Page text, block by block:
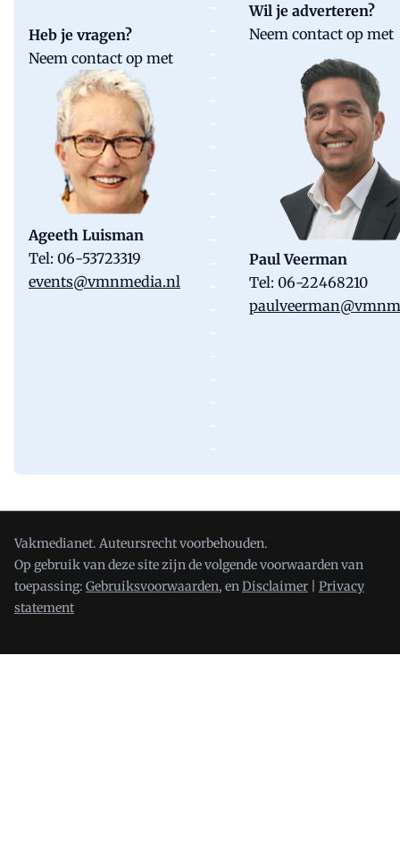
Heb je vragen?
Neem contact op met
Ageeth Luisman
Tel: 06-53723319
events@vmnmedia.nl
Wil je adverteren?
Neem contact op met
Paul Veerman
Tel: 06-22468210
Vakmedianet. Auteursrecht voorbehouden.
Op gebruik van deze site zijn de volgende voorwaarden van
toepassing: Gebruiksvoorwaarden, enDisclaimer
Privacy
statement